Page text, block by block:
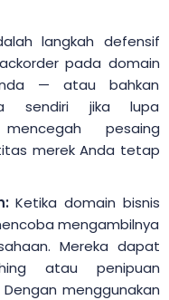
langkah defensif
pada domain
— atau bahkan
sendiri jika lupa
pesaing
merek Anda tetap
Ketika domain bisnis
mengambilnya
Mereka dapat
atau penipuan
menggunakan